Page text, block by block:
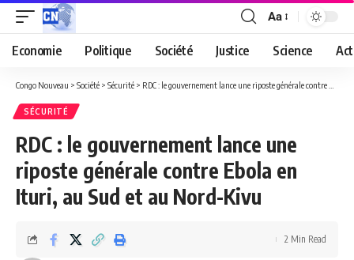
Aa
Economie Politique Société Justice Science
Congo Nouveau > Société > Sécurité > RDC : le gouvernement lance une riposte générale contre Ebola en Ituri, au Sud et au Nord-Kivu
SÉCURITÉ
RDC : le gouvernement lance une
riposte générale contre Ebola en
Ituri, au Sud et au Nord-Kivu
2 Min Read